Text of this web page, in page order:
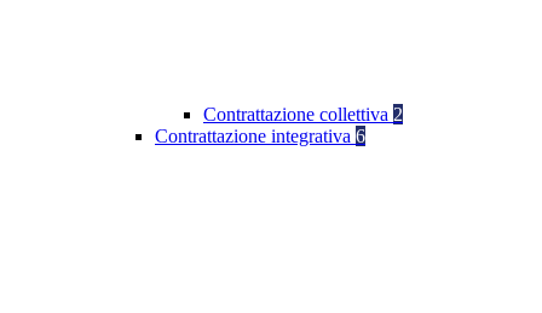
Contrattazione collettiva 2
Contrattazione integrativa 6